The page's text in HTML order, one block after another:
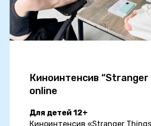
Киноинтенсив “Stranger
online
Для детей 12+
Киноинтенсив «Stranger